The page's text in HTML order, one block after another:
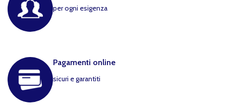
per ogni esigenza
Pagamenti online
sicuri e garantiti